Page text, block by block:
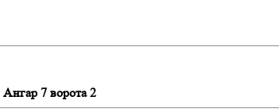
Ангар 7 ворота 2